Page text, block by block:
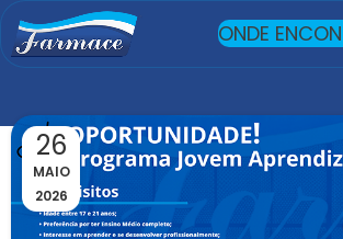
ONDE
26
MAIO
2026